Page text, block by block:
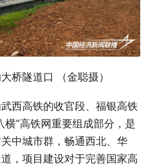
桥隧道口 （金聪摄）
西高铁的收官段、福银高铁
横”高铁网重要组成部分，是
中城市群，畅通西北、华
，项目建设对于完善国家高